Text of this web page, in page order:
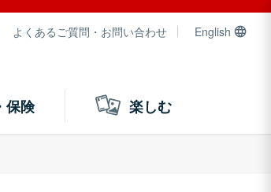
よくあるご質問・お問い合わせ English
保険 楽しむ